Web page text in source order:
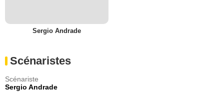
Sergio Andrade
Scénaristes
Scénariste
Sergio Andrade